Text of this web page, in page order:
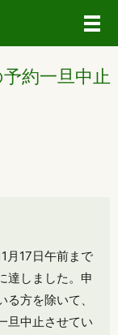
メ
約一旦中止
月17日午前まで
達しました。申
方を除いて、
旦中止させてい